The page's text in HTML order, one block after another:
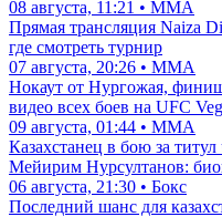
08 августа, 11:21 • ММА
Прямая трансляция Naiza
где смотреть турнир
07 августа, 20:26 • ММА
Нокаут от Нургожая,
видео всех боев на UFC
09 августа, 01:44 • ММА
Казахстанец в бою за
Мейирим Нурсултанов:
06 августа, 21:30 • Бокс
Последний шанс для